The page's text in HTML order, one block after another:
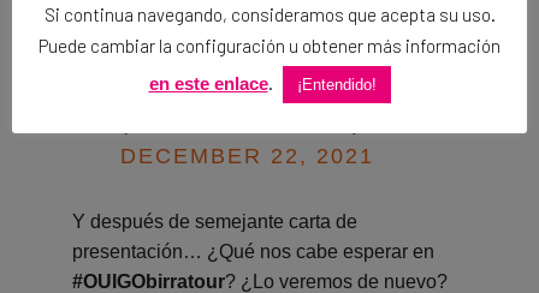
PIC.TWITTER.COM/FDM
ESXJBVW
— BIRRATOUR
DECEMBER 22, 2021
Y después de semejante carta de
presentación… ¿Qué nos cabe esperar en
#OUIGObirratour? ¿Lo veremos de nuevo?
Si continua navegando, consideramos que acepta su uso.
Puede cambiar la configuración u obtener más información
en este enlace. ¡Entendido!